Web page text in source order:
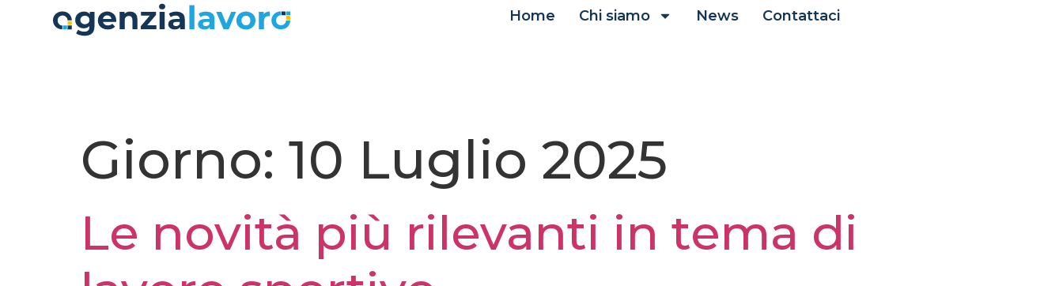
contenuto Home Chi siamo News Contattaci
Giorno: 10 Luglio 2025
Le novità più rilevanti in tema di